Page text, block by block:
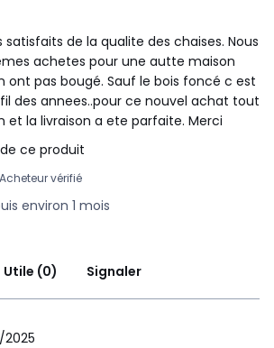
de la qualite des chaises. Nous
achetes pour une autte maison
ont pas bougé. Sauf le bois foncé c est
des annees..pour ce nouvel achat tout
et la livraison a ete parfaite. Merci
ce produit
Acheteur vérifié
environ 1 mois
Utile (0) Signaler